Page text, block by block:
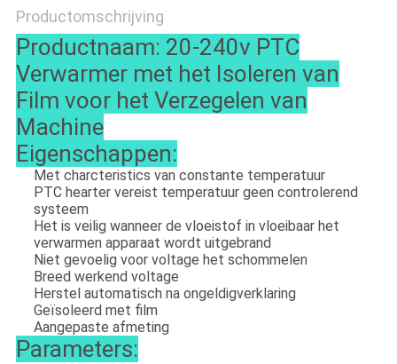
Productomschrijving
Productnaam: 20-240v PTC
Verwarmer met het Isoleren van
Film voor het Verzegelen van
Machine
Eigenschappen:
Met charcteristics van constante temperatuur
PTC hearter vereist temperatuur geen controlerend
systeem
Het is veilig wanneer de vloeistof in vloeibaar het
verwarmen apparaat wordt uitgebrand
Niet gevoelig voor voltage het schommelen
Breed werkend voltage
Herstel automatisch na ongeldigverklaring
Geïsoleerd met film
Aangepaste afmeting
Parameters: